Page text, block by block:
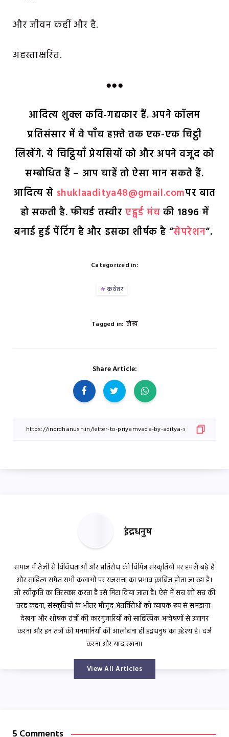
और जीवन कहीं और है.
अहस्ताक्षरित.
●●●
आदित्य शुक्ल कवि-गद्यकार हैं. अपने कॉलम
प्रतिसंसार में वे पाँच हफ़्ते तक एक-एक चिट्ठी
लिखेंगे. ये चिट्ठियाँ प्रेयसियों को और अपने वजूद को
सम्बोधित हैं – आप चाहें तो ऐसा मान सकते हैं.
आदित्य से shuklaaditya48@gmail.comपर बात
हो सकती है. फीचर्ड तस्वीरएड्वर्ड मंच की 1896 में
बनाई हुई पेंटिंग है और इसका शीर्षक है “सेपरेशन“.
Categorized in:
कथेतर
Tagged in: लेख
Share Article:
इंद्रधनुष
समाज में तेज़ी से विविधताओं और प्रतिरोध की विभिन्न संस्कृतियों पर हमले बढ़े हैं
और साहित्य समेत सभी कलाओं पर राजसत्ता का प्रभाव क़ाबिज़ होता जा रहा है।
जो स्वीकृति का तिरस्कार करता है उसे मिटा दिया जाता है। ऐसे में सच को सच की
तरह कहना, संस्कृतियों के भीतर मौजूद अंतर्विरोधों को व्यापक रूप से समझना-
देखना और शोषक तंत्रों की कारगुज़ारियों को साहित्यिक अन्वेषणों से उजागर
करना और इन तंत्रों की मनमानियों की आलोचना ही इंद्रधनुष का उद्देश्य है। दर्ज
करना और याद रखना।
View All Articles